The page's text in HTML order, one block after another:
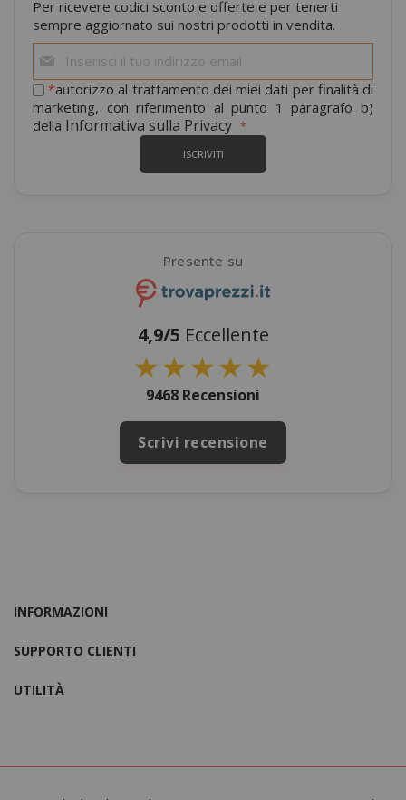
Per ricevere codici sconto e offerte e per tenerti
sempre aggiornato sui nostri prodotti in vendita.
alla
nostra
newsletter:
*autorizzo al trattamento dei miei dati per finalità di
marketing, con riferimento al punto 1 paragrafo b)
della Informativa sulla Privacy
ISCRIVITI
Presente su
4,9/5 Eccellente
★★★★★
9468 Recensioni
Scrivi recensione
INFORMAZIONI
SUPPORTO CLIENTI
UTILITÀ